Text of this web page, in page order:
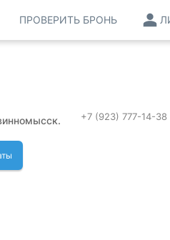
ПРОВЕРИТЬ БРОНЬ
+7 (923) 777-14-38